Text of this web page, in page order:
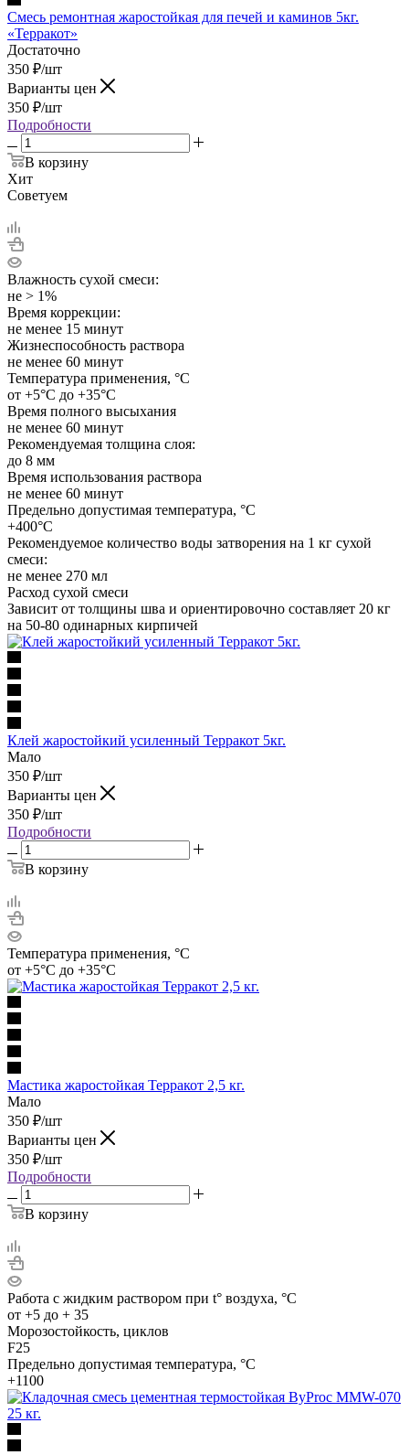
Смесь ремонтная жаростойкая для печей и каминов 5кг.
«Терракот»
Достаточно
350 ₽/шт
Варианты цен
350 ₽/шт
Подробности
В корзину
Хит
Советуем
Влажность сухой смеси:
не > 1%
Время коррекции:
не менее 15 минут
Жизнеспособность раствора
не менее 60 минут
Температура применения, °C
от +5°С до +35°С
Время полного высыхания
не менее 60 минут
Рекомендуемая толщина слоя:
до 8 мм
Время использования раствора
не менее 60 минут
Предельно допустимая температура, °C
+400°С
Рекомендуемое количество воды затворения на 1 кг сухой
смеси:
не менее 270 мл
Расход сухой смеси
Зависит от толщины шва и ориентировочно составляет 20 кг
на 50-80 одинарных кирпичей
Клей жаростойкий усиленный Терракот 5кг.
Мало
350 ₽/шт
Варианты цен
350 ₽/шт
Подробности
В корзину
Температура применения, °C
от +5°С до +35°С
Мастика жаростойкая Терракот 2,5 кг.
Мало
350 ₽/шт
Варианты цен
350 ₽/шт
Подробности
В корзину
Работа с жидким раствором при t° воздуха, °C
от +5 до + 35
Морозостойкость, циклов
F25
Предельно допустимая температура, °C
+1100